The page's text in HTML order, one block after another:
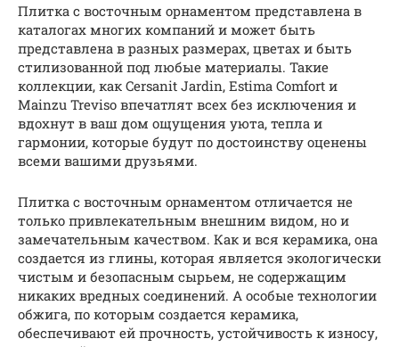
Плитка с восточным орнаментом представлена в
каталогах многих компаний и может быть
представлена в разных размерах, цветах и быть
стилизованной под любые материалы. Такие
коллекции, как Cersanit Jardin, Estima Comfort и
Mainzu Treviso впечатлят всех без исключения и
вдохнут в ваш дом ощущения уюта, тепла и
гармонии, которые будут по достоинству оценены
всеми вашими друзьями.
Плитка с восточным орнаментом отличается не
только привлекательным внешним видом, но и
замечательным качеством. Как и вся керамика, она
создается из глины, которая является экологически
чистым и безопасным сырьем, не содержащим
никаких вредных соединений. А особые технологии
обжига, по которым создается керамика,
обеспечивают ей прочность, устойчивость к износу,